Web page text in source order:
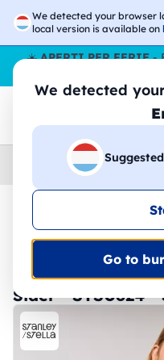
We detected your browser
local version is available on
We detected
Go to
☀️APERTI PER FERIE-
Felpe › Uomo
🔥 -30% Stampa
Sider - STSU824